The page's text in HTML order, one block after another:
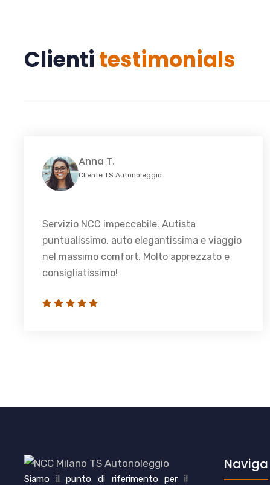
Clienti testimonials
Anna T.
Cliente TS Autonoleggio
Servizio NCC impeccabile. Autista
puntualissimo, auto elegantissima e viaggio
nel massimo comfort. Molto apprezzato e
consigliatissimo!
Siamo il punto di riferimento per il
Naviga